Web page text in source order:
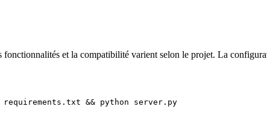
et la compatibilité varient selon le projet. La
requirements.txt && python server.py